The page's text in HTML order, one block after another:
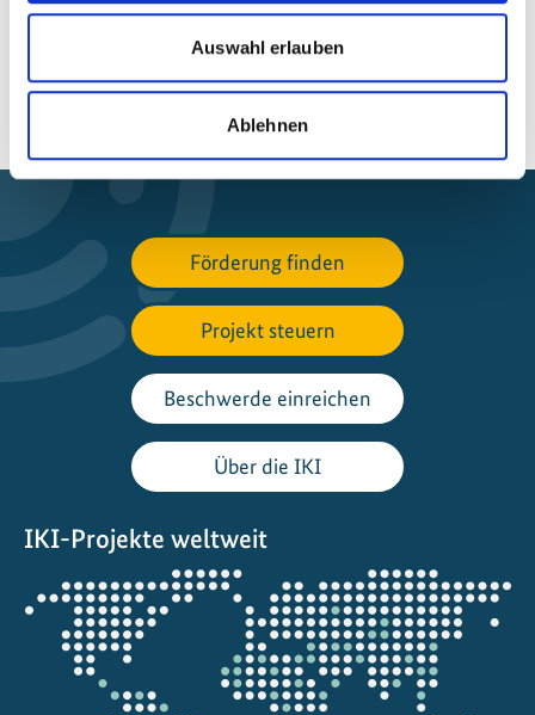
Auswahl erlauben
Ablehnen
Seite teilenhttps://www.international-climate-
initiative.com/PROJECT2465
Förderung finden
Projekt steuern
Beschwerde einreichen
Über die IKI
IKI-Projekte weltweit
Öffnet
die
Projektkarte